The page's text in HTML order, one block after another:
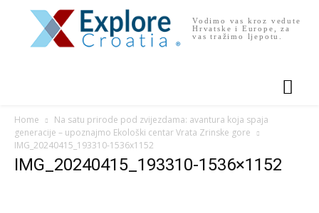
Vodimo vas kroz vedute
Hrvatske i Europe, za
vas tražimo ljepotu.
Home
Na satu prirode pod zvijezdama: avantura koja spaja
generacije – upoznajmo Ekološki centar Vrata Zrinske gore
IMG_20240415_193310-1536x1152
IMG_20240415_193310-1536×1152